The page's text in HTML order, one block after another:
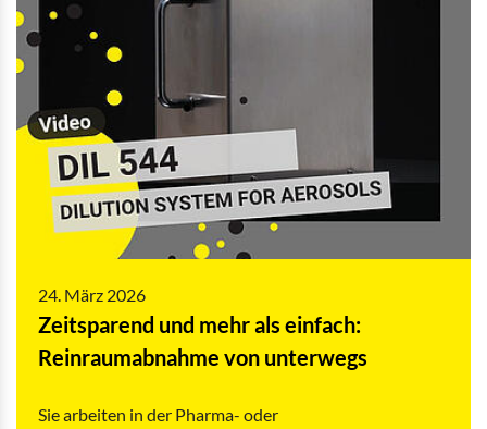
24. März 2026
Zeitsparend und mehr als einfach:
Reinraumabnahme von unterwegs
Sie arbeiten in der Pharma- oder